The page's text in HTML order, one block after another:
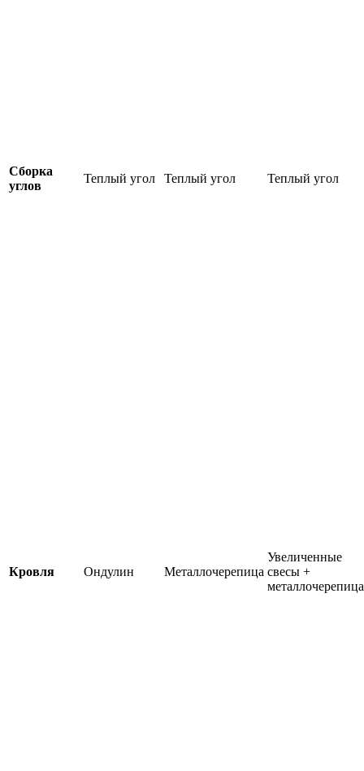
Сборка
углов
Теплый угол Теплый угол Теплый угол
Кровля Ондулин Металлочерепица
Увеличенные
свесы +
металлочерепица